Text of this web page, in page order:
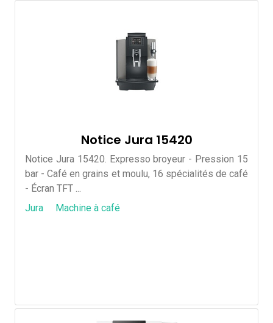
Notice Jura 15420
Notice Jura 15420. Expresso broyeur - Pression 15
bar - Café en grains et moulu, 16 spécialités de café
- Écran TFT ...
Jura
Machine à café